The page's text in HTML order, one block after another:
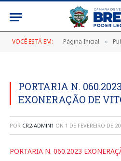
VOCÊ ESTÁ EM: Página Inicial »
PORTARIA N. 060.2023
EXONERAÇÃO DE
POR CR2-ADMIN1 ON 1 DE FEVEREIRO DE
PORTARIA N. 060.2023